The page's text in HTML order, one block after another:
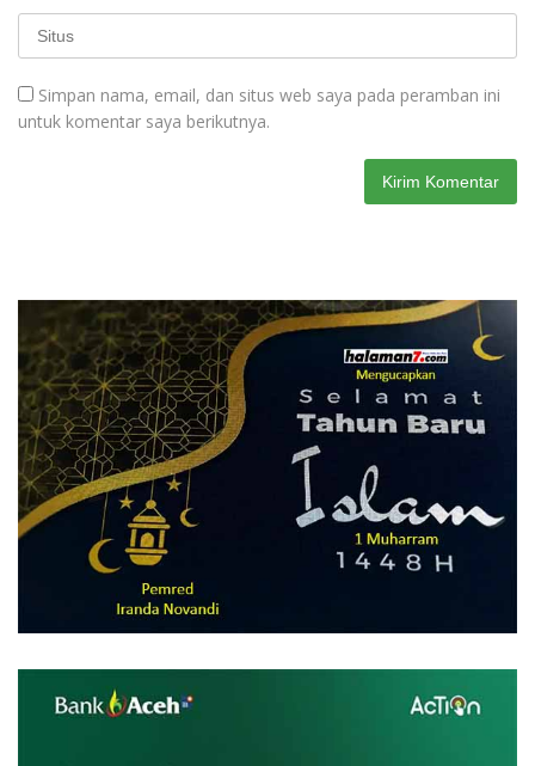
Simpan nama, email, dan situs web saya pada peramban ini
untuk komentar saya berikutnya.